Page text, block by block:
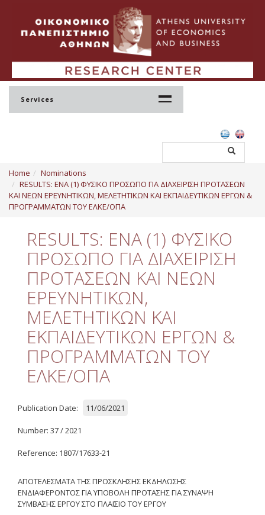
Services
Profile
Regulation
Staff
Quality
ETHICS
Useful Links
Management
Meetings
(ιστορικό αρχείο)
Δημοσιότητα
Frameworks
Home
Nominations
RESULTS: ΕΝΑ (1) ΦΥΣΙΚΟ ΠΡΟΣΩΠΟ ΓΙΑ ΔΙΑΧΕΙΡΙΣΗ ΠΡΟΤΑΣΕΩΝ
ΚΑΙ ΝΕΩΝ ΕΡΕΥΝΗΤΙΚΩΝ, ΜΕΛΕΤΗΤΙΚΩΝ ΚΑΙ ΕΚΠΑΙΔΕΥΤΙΚΩΝ ΕΡΓΩΝ &
ΠΡΟΓΡΑΜΜΑΤΩΝ ΤΟΥ ΕΛΚΕ/ΟΠΑ
RESULTS: ΕΝΑ (1) ΦΥΣΙΚΟ
ΠΡΟΣΩΠΟ ΓΙΑ ΔΙΑΧΕΙΡΙΣΗ
ΠΡΟΤΑΣΕΩΝ ΚΑΙ ΝΕΩΝ
ΕΡΕΥΝΗΤΙΚΩΝ,
ΜΕΛΕΤΗΤΙΚΩΝ ΚΑΙ
ΕΚΠΑΙΔΕΥΤΙΚΩΝ ΕΡΓΩΝ &
ΠΡΟΓΡΑΜΜΑΤΩΝ ΤΟΥ
ΕΛΚΕ/ΟΠΑ
Publication Date: 11/06/2021
Number: 37 / 2021
Reference: 1807/17633-21
ΑΠΟΤΕΛΕΣΜΑΤΑ ΤΗΣ ΠΡΟΣΚΛΗΣΗΣ ΕΚΔΗΛΩΣΗΣ
ΕΝΔΙΑΦΕΡΟΝΤΟΣ ΓΙΑ ΥΠΟΒΟΛΗ ΠΡΟΤΑΣΗΣ ΓΙΑ ΣΥΝΑΨΗ
ΣΥΜΒΑΣΗΣ ΕΡΓΟΥΣΤΟ ΠΛΑΙΣΙΟ ΤΟΥΕΡΓΟΥ